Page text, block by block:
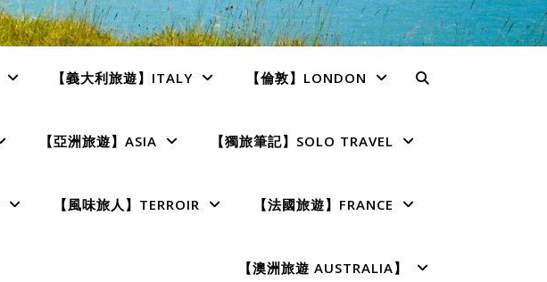
【義大利旅遊】ITALY 【倫敦】LONDON
【亞洲旅遊】ASIA 【獨旅筆記】SOLO TRAVEL
【風味旅人】TERROIR 【法國旅遊】FRANCE
【澳洲旅遊 AUSTRALIA】